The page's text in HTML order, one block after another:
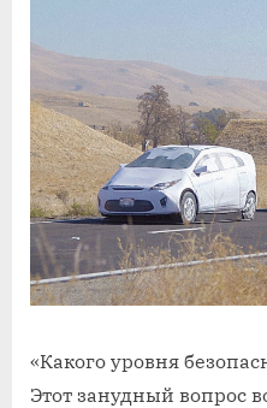
«Какого уровня
Этот занудный вопрос